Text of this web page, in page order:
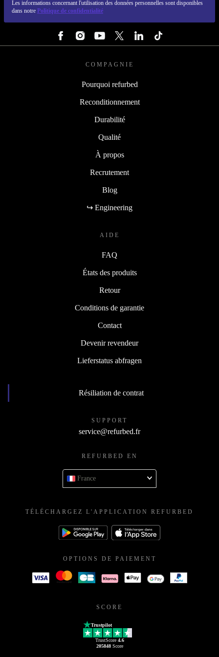
Les informations concernant l'utilisation des données personnelles sont disponibles
dans notre Politique de confidentialité
COMPAGNIE
Pourquoi refurbed
Reconditionnement
Durabilité
Qualité
À propos
Recrutement
Blog
↪ Engineering
AIDE
FAQ
États des produits
Retour
Conditions de garantie
Contact
Devenir revendeur
Lieferstatus abfragen
Résiliation de contrat
SUPPORT
service@refurbed.fr
REFURBED EN
France
TÉLÉCHARGEZ L'APPLICATION REFURBED
OPTIONS DE PAIEMENT
SCORE
Trustpilot
TrustScore 4.6
205848Score